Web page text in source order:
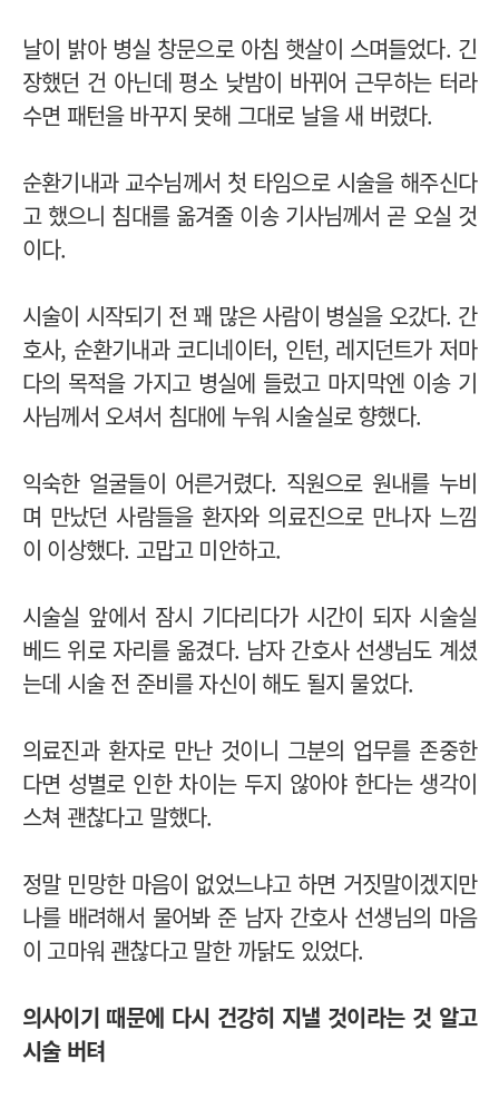
날이 밝아 병실 창문으로 아침 햇살이 스며들었다. 긴
장했던 건 아닌데 평소 낮밤이 바뀌어 근무하는 터라
수면 패턴을 바꾸지 못해 그대로 날을 새 버렸다.
순환기내과 교수님께서 첫 타임으로 시술을 해주신다
고 했으니 침대를 옮겨줄 이송 기사님께서 곧 오실 것
이다.
시술이 시작되기 전 꽤 많은 사람이 병실을 오갔다. 간
호사, 순환기내과 코디네이터, 인턴, 레지던트가 저마
다의 목적을 가지고 병실에 들렀고 마지막엔 이송 기
사님께서 오셔서 침대에 누워 시술실로 향했다.
익숙한 얼굴들이 어른거렸다. 직원으로 원내를 누비
며 만났던 사람들을 환자와 의료진으로 만나자 느낌
이 이상했다. 고맙고 미안하고.
시술실 앞에서 잠시 기다리다가 시간이 되자 시술실
베드 위로 자리를 옮겼다. 남자 간호사 선생님도 계셨
는데 시술 전 준비를 자신이 해도 될지 물었다.
의료진과 환자로 만난 것이니 그분의 업무를 존중한
다면 성별로 인한 차이는 두지 않아야 한다는 생각이
스쳐 괜찮다고 말했다.
정말 민망한 마음이 없었느냐고 하면 거짓말이겠지만
나를 배려해서 물어봐 준 남자 간호사 선생님의 마음
이 고마워 괜찮다고 말한 까닭도 있었다.
의사이기 때문에 다시 건강히 지낼 것이라는 것 알고
시술 버텨